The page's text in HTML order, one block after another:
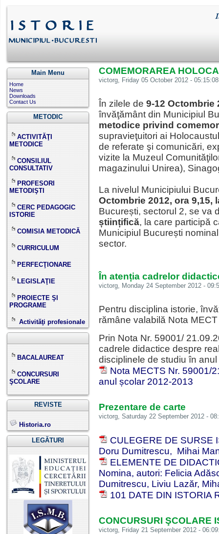
Main Menu
Home
News
Downloads
Contact Us
METODIC
ACTIVITĂŢI
METODICE
CONSILIUL
CONSULTATIV
PROFESORI
METODIŞTI
CERC PEDAGOGIC
ISTORIE
COMISIA METODICĂ
CURRICULUM
PERFECŢIONARE
LEGISLAŢIE
PROIECTE ŞI
PROGRAME
Activităţi profesionale
BACALAUREAT
CONCURSURI
ŞCOLARE
REVISTE
Historia.ro
LEGĂTURI
COMEMORAREA
victorg, Friday 05 October 2012 -
În zilele de 9-12 Octombrie
învăţământ din Municipiul
metodice privind
supravieţuitori ai
de referate şi comunicări,
vizite la Muzeul
magazinului Unirea),
La nivelul Municipiului
Octombrie 2012, ora 9,15,
București, sectorul 2, se va
științifică, la care participă
Municipiul București
sector.
În atenția cadrelor
victorg, Monday 24 September 2012 -
Pentru disciplina istorie,
rămâne valabilă Nota
Prin Nota Nr. 59001/
cadrele didactice despre
disciplinele de studiu în
Nota MECTS Nr. 59001/
anul școlar 2012-2013
Prezentare de carte
victorg, Saturday 22 September 2012 -
CULEGERE DE SURSE
Doru Dumitrescu, Mihai
ELEMENTE DE
Nomina, autori: Felicia
Dumitrescu, Liviu Lazăr,
101 DATE DIN ISTORIA
CONCURSURI ŞCOLARE
victorg, Friday 21 September 2012 -